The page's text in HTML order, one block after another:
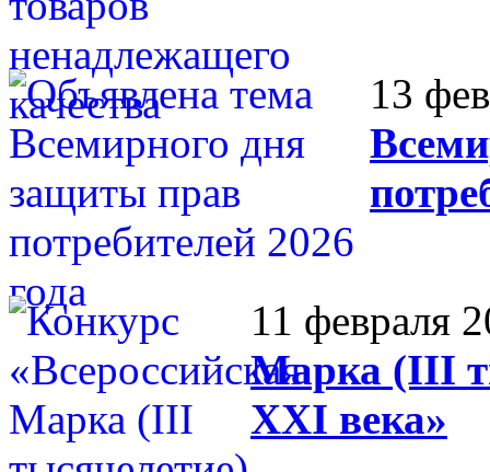
13
11 февраля
Марка (III
XXI века»